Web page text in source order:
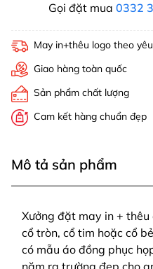
Gọi đặt mua 0332
May in+thêu logo theo
Giao hàng toàn quốc
Sản phẩm chất lượng
Cam kết hàng chuẩn đẹp
Mô tả sản phẩm
Xưởng đặt may in +
cổ tròn, cổ tim hoặc cổ
có mẫu áo đồng phục
năm ra trường đẹp cho